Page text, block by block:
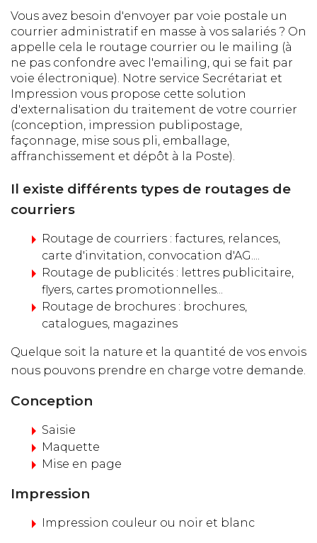
Vous avez besoin d'envoyer par voie postale un
courrier administratif en masse à vos salariés ? On
appelle cela le routage courrier ou le mailing (à
ne pas confondre avec l'emailing, qui se fait par
voie électronique). Notre service Secrétariat et
Impression vous propose cette solution
d'externalisation du traitement de votre courrier
(conception, impression publipostage,
façonnage, mise sous pli, emballage,
affranchissement et dépôt à la Poste).
Il existe différents types de routages de
courriers
Routage de courriers : factures, relances,
carte d'invitation, convocation d'AG....
Routage de publicités : lettres publicitaire,
flyers, cartes promotionnelles...
Routage de brochures : brochures,
catalogues, magazines
Quelque soit la nature et la quantité de vos envois
nous pouvons prendre en charge votre demande.
Conception
Saisie
Maquette
Mise en page
Impression
Impression couleur ou noir et blanc